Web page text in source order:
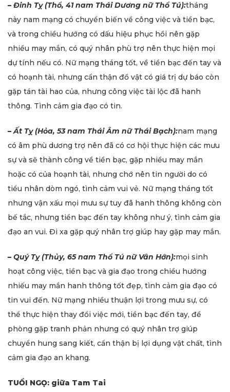
– Đinh Tỵ (Thổ, 41 nam Thái Dương nữ Thổ Tú):tháng
này nam mạng có chuyển biến về công việc và tiền bạc,
và trong chiều hướng có dấu hiệu phục hồi nên gặp
nhiều may mắn, có quý nhân phù trợ nên thực hiện mọi
dự tính nếu có. Nữ mạng tháng tốt, về tiền bạc đến tay và
có hoạnh tài, nhưng cẩn thận đồ vật có giá trị dự báo còn
gặp tán tài hao của, nhưng công việc tài lộc đã hanh
thông. Tình cảm gia đạo có tin.
–Ất Tỵ (Hỏa, 53 nam Thái Âm nữ Thái Bạch):nam mạng
có âm phù dương trợ nên đã có cơ hội thực hiện các mưu
sự và sẽ thành công về tiền bạc, gặp nhiều may mắn
hoặc có của hoạnh tài, nhưng chớ nên tin người do có
tiểu nhân dòm ngó, tình cảm vui vẻ. Nữ mạng tháng tốt
nhưng vận xấu mọi mưu sự tuy đã hanh thông không còn
bế tắc, nhưng tiền bạc đến tay không như ý, tình cảm gia
đạo an vui. Đi xa gặp quý nhân trợ giúp hay gặp may mắn.
– Quý Tỵ (Thủy, 65 nam Thổ Tú nữ Vân Hớn):mọi sinh
hoạt công việc, tiền bạc và gia đạo trong chiều hướng
nhiếu may mắn hanh thông tốt đẹp, tình cảm gia đạo có
tin vui đến. Nữ mạng nhiều thuận lợi trong mưu sự, có
thể thực hiện thay đổi việc mới, tiền bạc đến tay, đề
phòng gặp tranh phản nhưng có quý nhân trợ giúp
chuyển hung sang kiết, cẩn thận bị lợi dụng vật chất, tình
cảm gia đạo an khang.
TUỔI NGỌ: giữa Tam Tai